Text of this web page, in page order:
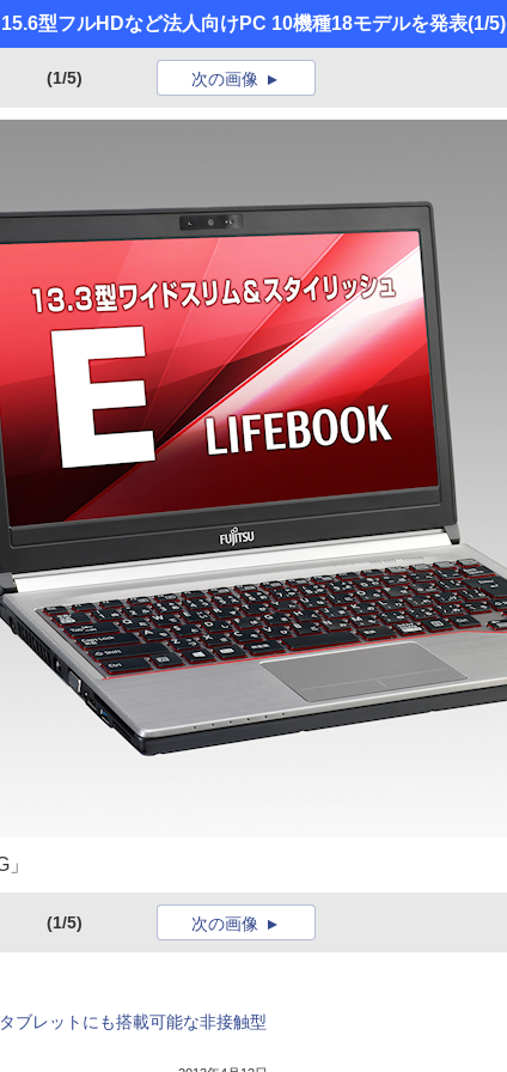
型フルHDなど法人向けPC 10機種18モデルを発表(1/5)
(1/5) 次の画像
(1/5) 次の画像
ブレットにも搭載可能な非接触型